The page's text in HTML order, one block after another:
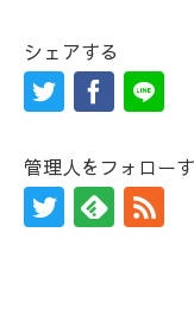
シェアする
管理人をフォロー